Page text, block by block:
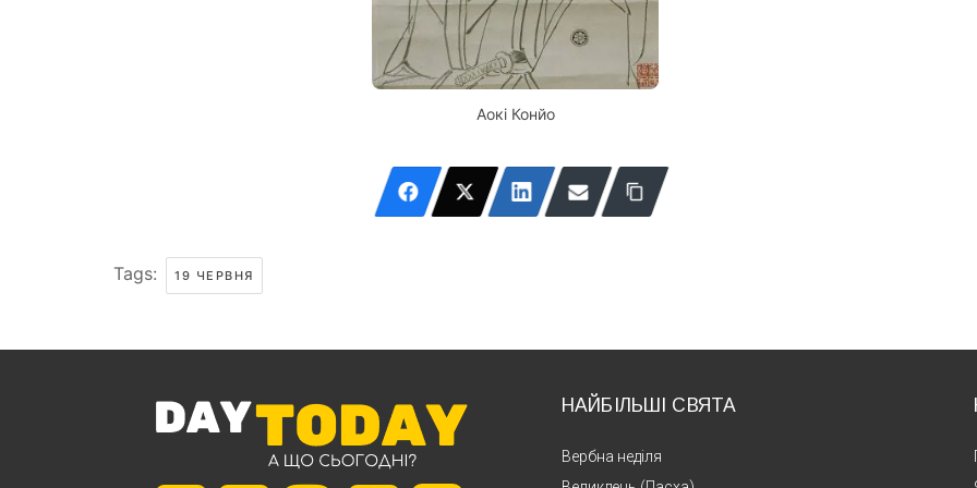
Аокі Конйо
Tags: 19 ЧЕРВНЯ
НАЙБІЛЬШІ СВЯТА
Вербна неділя